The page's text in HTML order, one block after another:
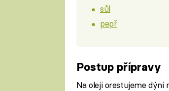
sůl
pepř
Postup přípravy
Na oleji orestujeme dýni